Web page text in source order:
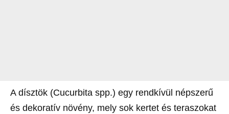
A dísztök (Cucurbita spp.) egy rendkívül népszerű
és dekoratív növény, mely sok kertet és teraszokat